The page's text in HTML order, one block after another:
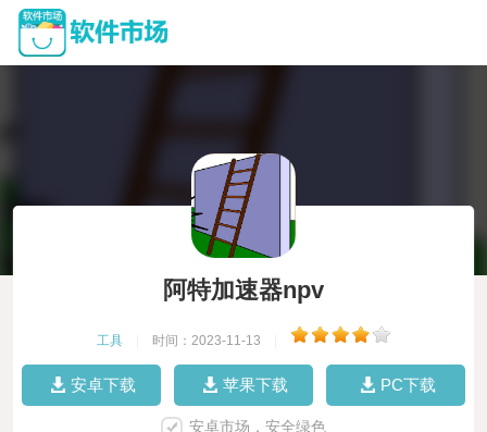
阿特加速器npv
工具 时间：2023-11-13
安卓下载 苹果下载 PC下载
安卓市场，安全绿色